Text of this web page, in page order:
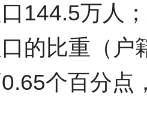
144.5万人
的比重（
0.65个百分